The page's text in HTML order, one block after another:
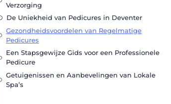
Verzorging
De Uniekheid van Pedicures in Deventer
Gezondheidsvoordelen van Regelmatige
Pedicures
Een Stapsgewijze Gids voor een Professionele
Pedicure
Getuigenissen en Aanbevelingen van Lokale
Spa’s